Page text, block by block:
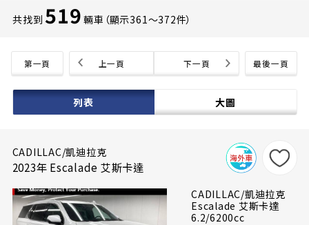
共找到 519 輛車（顯示361〜372件）
第一頁 最後一頁
上一頁 下一頁
列表 大圖
CADILLAC/凱迪拉克
2023年 Escalade 艾斯卡達
CADILLAC/凱迪拉克
Escalade 艾斯卡達
6.2/6200cc